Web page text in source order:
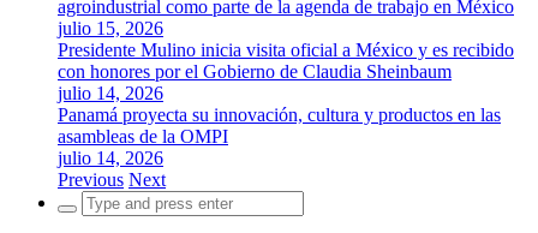
agroindustrial como parte de la agenda de trabajo en México
julio 15, 2026
Presidente Mulino inicia visita oficial a México y es recibido
con honores por el Gobierno de Claudia Sheinbaum
julio 14, 2026
Panamá proyecta su innovación, cultura y productos en las
asambleas de la OMPI
julio 14, 2026
Previous Next
Search
for: